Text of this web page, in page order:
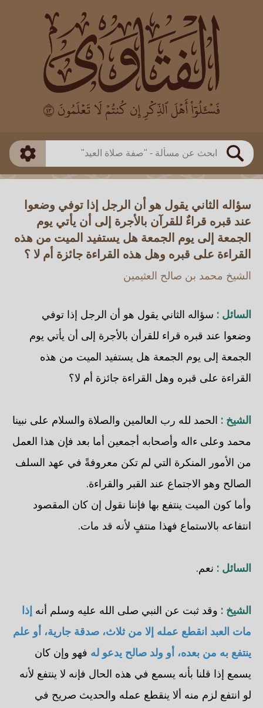
بحث
العالم
بن باز
بن العثيمين
اللجنة الدائمة
طريقة البحث
ذكي
سؤاله الثاني يقول هو أن الرجل إذا توفي وضعوا
عند قبره قراءٌ للقرآن بالأجرة إلى أن يأتي يوم
الجمعة إلى يوم الجمعة هل يستفيد الميت من هذه
القراءة على قبره وهل هذه القراءة جائزة أم لا ؟
الشيخ محمد بن صالح العثيمين
السائل : سؤاله الثاني يقول هو أن الرجل إذا توفي
وضعوا عند قبره قراء للقرأن بالأجرة إلى أن يأتي يوم
الجمعة إلى يوم الجمعة هل يستفيد الميت من هذه
القراءة على قبره وهل القراءة جائزة أم لا؟
الشيخ : الحمد لله رب العالمين والصلاة والسلام على نبينا
محمد وعلى ءاله وأصحابه أجمعين أما بعد فإن هذا العمل
من الأمور المنكرة التي لم تكن معروفةً في عهد السلف
الصالح وهو الاجتماع عند القبر والقراءة.
وأما كون الميت ينتفع بها فإننا نقول إن كان المقصود
انتفاعه بالاستماع فهذا منتفٍ لأنه قد مات.
السائل : نعم.
الشيخ : وقد ثبت عن النبي صلى الله عليه وسلم أنه إذا
مات العبد انقطع عمله إلا من ثلاث، صدقة جارية، أو علم
ينتفع به من بعده، أو ولد صالح يدعو له فهو وإن كان
يسمع إذا قلنا بأنه يسمع في هذه الحال فإنه لا ينتفع لأنه
لو انتفع لزم منه ألا ينقطع عمله والحديث صريح في